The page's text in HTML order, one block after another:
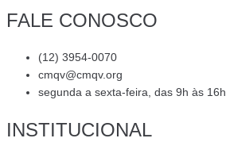
FALE CONOSCO
(12) 3954-0070
cmqv@cmqv.org
segunda a sexta-feira, das 9h às 16h
INSTITUCIONAL